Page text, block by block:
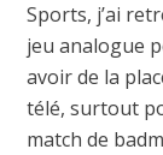
Sports, j’ai
jeu analogue
avoir de la
télé, surtout
match de